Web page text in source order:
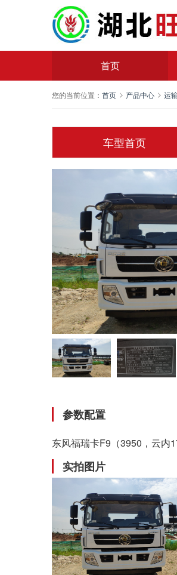
首页
您的当前位置： 首页 产品中心 运
车型首页
参数配置
东风福瑞卡F9（3950，云内
实拍图片